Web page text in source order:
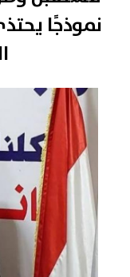
نموذجًا